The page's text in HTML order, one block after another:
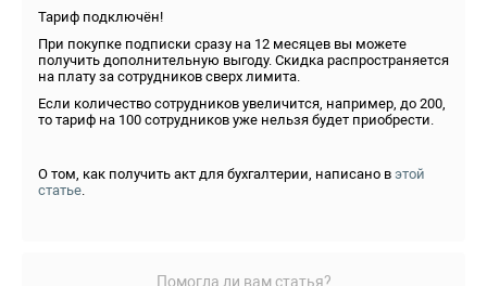
Тариф подключён!
При покупке подписки сразу на 12 месяцев вы можете
получить дополнительную выгоду. Скидка распространяется
на плату за сотрудников сверх лимита.
Если количество сотрудников увеличится, например, до 200,
то тариф на 100 сотрудников уже нельзя будет приобрести.
О том, как получить акт для бухгалтерии, написано в этой
статье.
Помогла ли вам статья?